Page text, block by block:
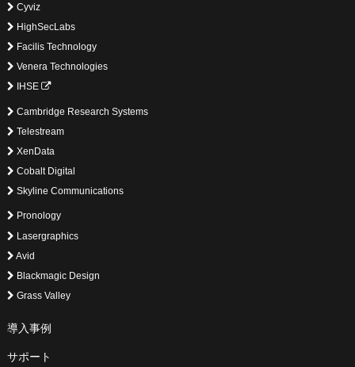
Cyviz
HighSecLabs
Facilis Technology
Venera Technologies
IHSE
Cambridge Research Systems
Telestream
XenData
Cobalt Digital
Skyline Communications
Pronology
Lasergraphics
Avid
Blackmagic Design
Grass Valley
導入事例
サポート